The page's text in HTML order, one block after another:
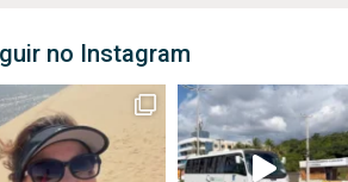
no Instagram